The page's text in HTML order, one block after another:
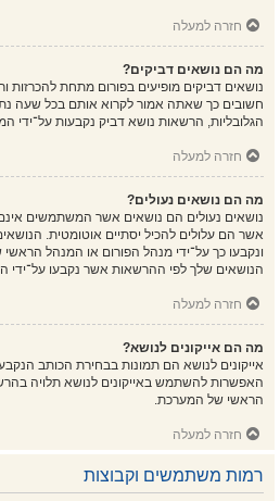
חזרה למעלה
מה הם נושאים דביקים?
נושאים דביקים מופיעים בפורום מתחת להכרזות
חשובים כך שאתה אמור לקרוא אותם בכל שעה
הגלובליות, הרשאות נושא דביק נקבעות
חזרה למעלה
מה הם נושאים נעולים?
נושאים נעולים הם נושאים אשר המשתמשים אינם
אשר הם עלולים להכיל יסתיים אוטומטית.
ונקבעו כך על־ידי מנהל הפורום או המנהל
הנושאים שלך לפי ההרשאות אשר נקבעו
חזרה למעלה
מה הם אייקונים לנושא?
אייקונים לנושא הם תמונות בבחירת הכותב
האפשרות להשתמש באייקונים לנושא תלויה
הראשי של המערכת.
חזרה למעלה
רמות משתמשים וקבוצות